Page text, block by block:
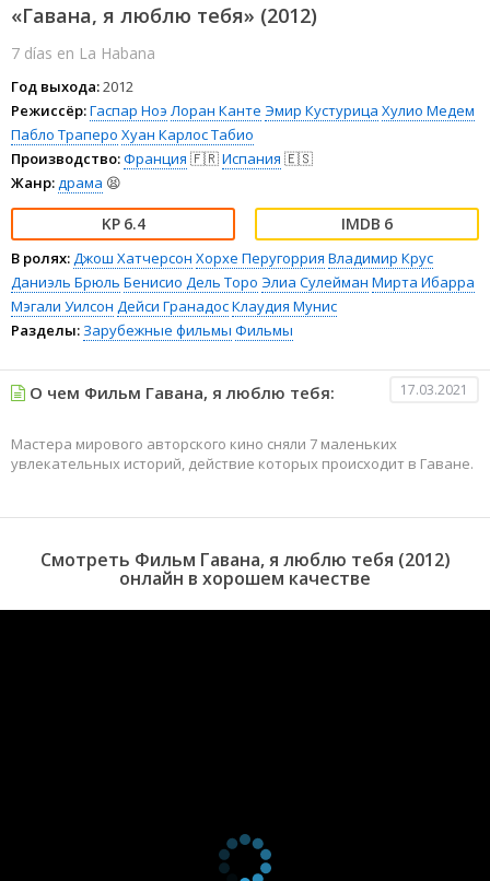
«Гавана, я люблю тебя» (2012)
7 días en La Habana
Год выхода:2012
Режиссёр:Гаспар Ноэ Лоран Канте Эмир Кустурица Хулио Медем
Пабло Траперо Хуан Карлос Табио
Производство:Франция 🇫🇷Испания 🇪🇸
Жанр: драма 😫
6.4 6
В ролях: Джош Хатчерсон Хорхе Перугоррия Владимир Крус
Даниэль Брюль Бенисио Дель Торо Элиа Сулейман Мирта Ибарра
Мэгали Уилсон Дейси ГранадосКлаудия Мунис
Разделы: Зарубежные фильмы Фильмы
О чем Фильм Гавана, я люблю тебя: 17.03.2021
Мастера мирового авторского кино сняли 7 маленьких
увлекательных историй, действие которых происходит в Гаване.
Смотреть Фильм Гавана, я люблю тебя (2012)
онлайн в хорошем качестве